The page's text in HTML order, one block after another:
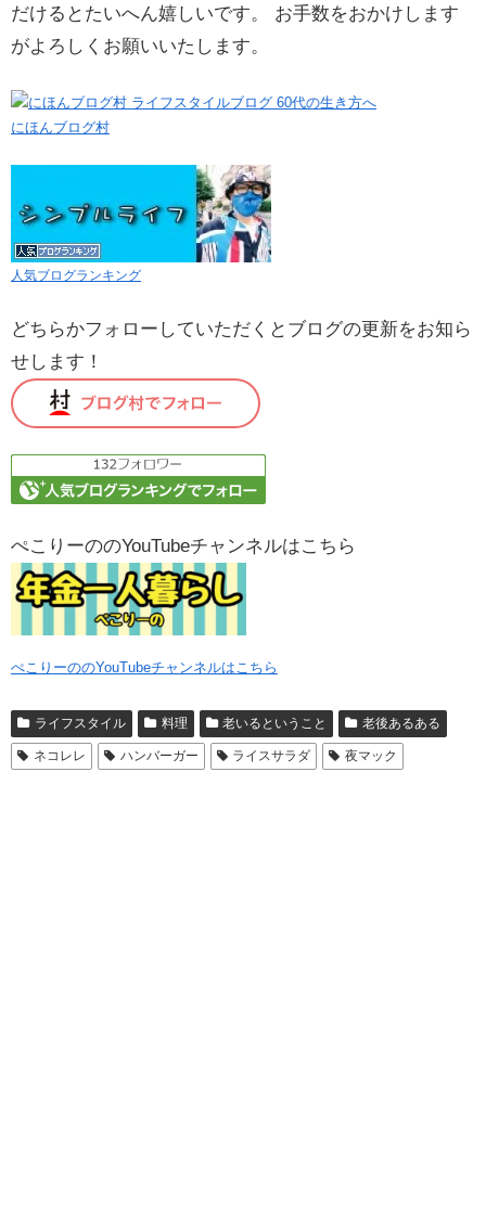
だけるとたいへん嬉しいです。 お手数をおかけします
がよろしくお願いいたします。
にほんブログ村
人気ブログランキング
どちらかフォローしていただくとブログの更新をお知ら
せします！
ぺこりーののYouTubeチャンネルはこちら
ぺこりーののYouTubeチャンネルはこちら
ライフスタイル 料理 老いるということ 老後あるある
ネコレレ ハンバーガー ライスサラダ 夜マック